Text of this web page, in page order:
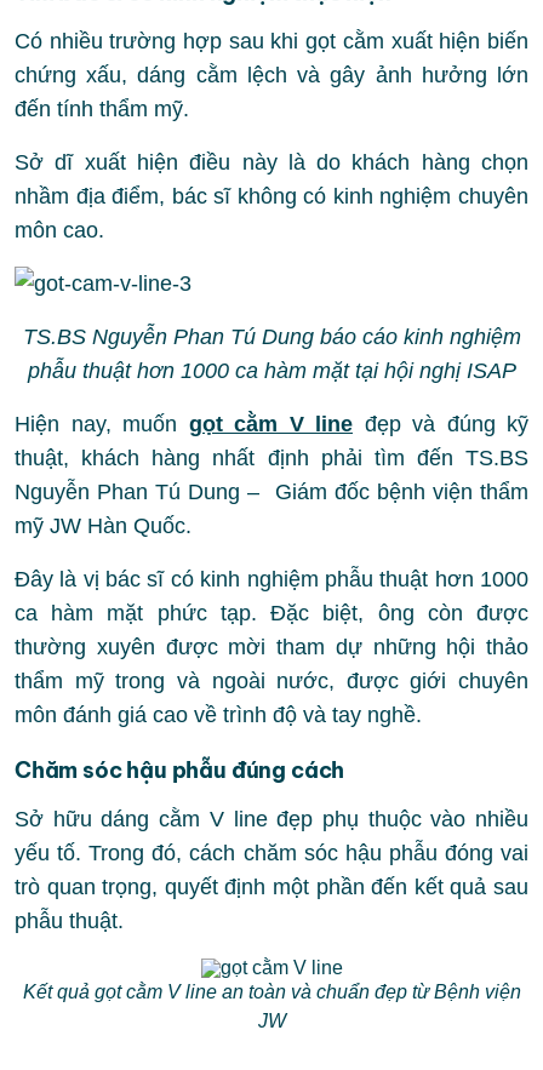
Có nhiều trường hợp sau khi gọt cằm xuất hiện biến
chứng xấu, dáng cằm lệch và gây ảnh hưởng lớn
đến tính thẩm mỹ.
Sở dĩ xuất hiện điều này là do khách hàng chọn
nhầm địa điểm, bác sĩ không có kinh nghiệm chuyên
môn cao.
TS.BS Nguyễn Phan Tú Dung báo cáo kinh nghiệm
phẫu thuật hơn 1000 ca hàm mặt tại hội nghị ISAP
Hiện nay, muốn gọt cằm V line đẹp và đúng kỹ
thuật, khách hàng nhất định phải tìm đến TS.BS
Nguyễn Phan Tú Dung – Giám đốc bệnh viện thẩm
mỹ JW Hàn Quốc.
Đây là vị bác sĩ có kinh nghiệm phẫu thuật hơn 1000
ca hàm mặt phức tạp. Đặc biệt, ông còn được
thường xuyên được mời tham dự những hội thảo
thẩm mỹ trong và ngoài nước, được giới chuyên
môn đánh giá cao về trình độ và tay nghề.
Chăm sóc hậu phẫu đúng cách
Sở hữu dáng cằm V line đẹp phụ thuộc vào nhiều
yếu tố. Trong đó, cách chăm sóc hậu phẫu đóng vai
trò quan trọng, quyết định một phần đến kết quả sau
phẫu thuật.
Kết quả gọt cằm V line an toàn và chuẩn đẹp từ Bệnh viện
JW